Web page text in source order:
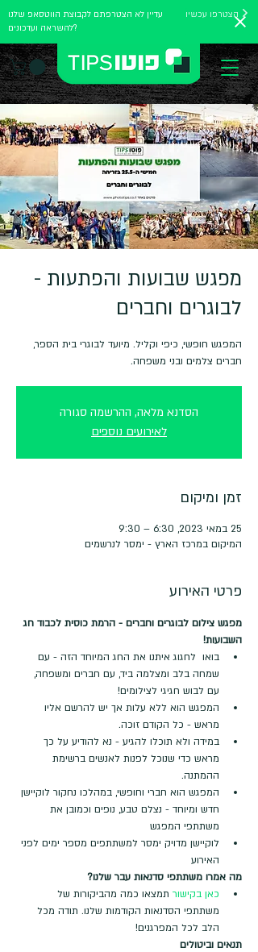
עדיין לא הצטרפתם לקבוצת הווטסאפ שלנו
להשראה ועדכונים?
מפגש שבועות והפתעות -
לבוגרים וחברים
המפגש חופשי, כיפי וקליל. מיועד לבוגרי בית הספר,
חברים צלמים ובני משפחה.
הסדנא מלאה, ההרשמה סגורה
לאירועים נוספים
זמן ומיקום
25 במאי 2023, 6:30 – 9:30
המיקום במרכז הארץ - ימסר לנרשמים
פרטי האירוע
מפגש צילום לבוגרים וחברים - הרמת כוסית לכבוד חג
השבועות!
בואו  לחגוג איתנו את החג המיוחד הזה - עם
שמחה בלב ומצלמה ביד, עם חברים ומשפחה,
עם לבוש חגיגי לצילומים!
המפגש הוא ללא עלות אך יש להרשם אליו
מראש - כל הקודם זוכה.
במידה ולא תוכלו להגיע - נא להודיע על כך
מראש כדי שנוכל לפנות לאנשים ברשימת
ההמתנה.
המפגש הוא חברי וחופשי, במהלכו נחקור לוקיישן
חדש ומיוחד - נצלם טבע, נופים וכמובן את
משתתפי המפגש
לוקיישן מדויק ימסר למשתתפים מספר ימים לפני
האירוע
מה אמרו משתתפי סדנאות עבר שלנו?
כאן בקישור תמצאו כמה מהביקורות של
משתתפי הסדנאות הקודמות שלנו. תודה מכל
הלב לכל המפרגנים!
תנאים וביטולים